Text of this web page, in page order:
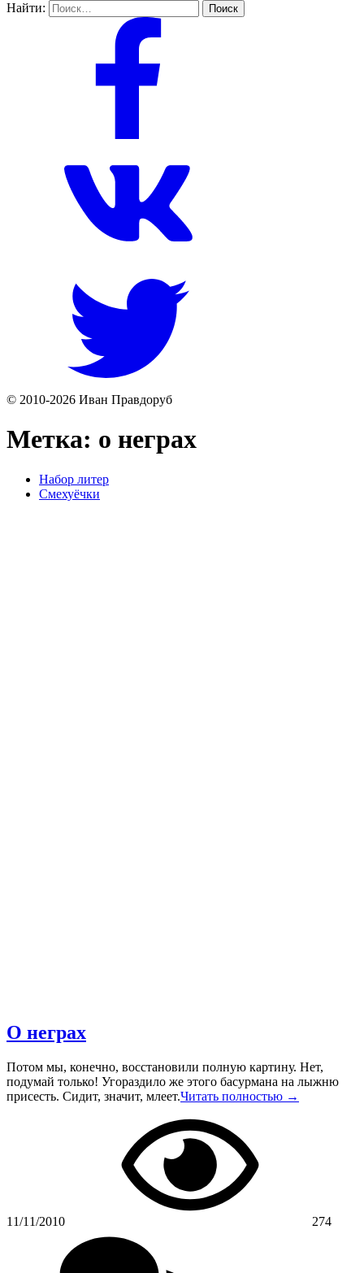
Найти:
© 2010-2026 Иван Правдоруб
Метка: о неграх
Набор литер
Смехуёчки
О неграх
Потом мы, конечно, восстановили полную картину. Нет,
подумай только! Угораздило же этого басурмана на лыжню
присесть. Сидит, значит, млеет.Читать полностью →
11/11/2010 274